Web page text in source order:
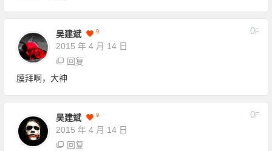
吴建斌 9
2015 年 4 月 14 日
0F
回复
膜拜啊，大神
吴建斌 9
2015 年 4 月 14 日
0F
回复